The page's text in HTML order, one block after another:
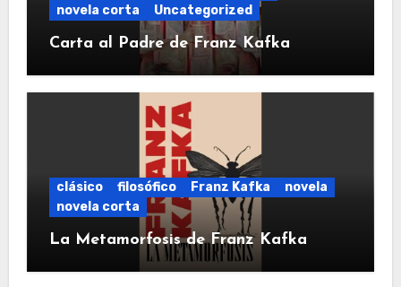
novela corta
Uncategorized
Carta al Padre de Franz Kafka
clásico filosófico Franz Kafka
novela
novela corta
La Metamorfosis de Franz Kafka